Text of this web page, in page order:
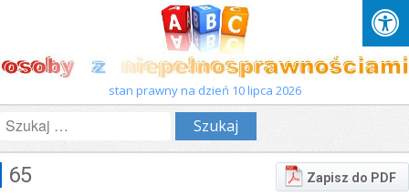
stan prawny na dzień 10 lipca 2026
Zapisz do PDF
65